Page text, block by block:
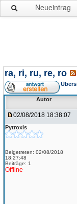
Neueintrag
ra, ri, ru, re, ro
Autor
02/08/2018 18:38:07
Pytroxis
Beigetreten: 02/08/2018
18:27:48
Beiträge: 1
Offline